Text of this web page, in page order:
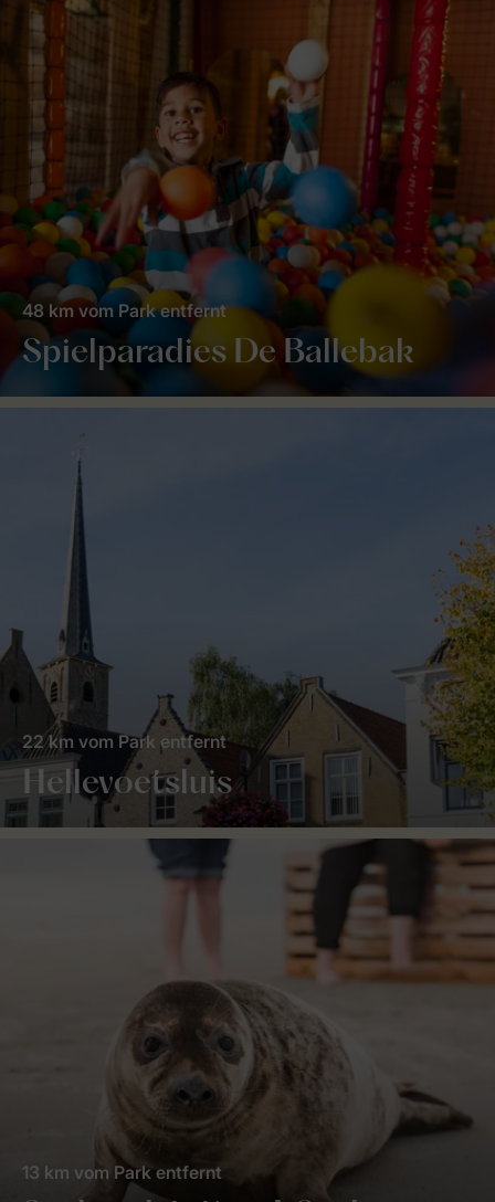
Spielparadies De Ballebak
48 km vom Park entfernt
Hellevoetsluis
22 km vom Park entfernt
13 km vom Park entfernt